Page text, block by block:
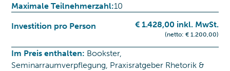
Maximale Teilnehmerzahl:10
Investition pro Person € 1.428,00 inkl. MwSt.
(netto: € 1.200,00)
Im Preis enthalten: Bookster,
Seminarraumverpflegung, Praxisratgeber Rhetorik &